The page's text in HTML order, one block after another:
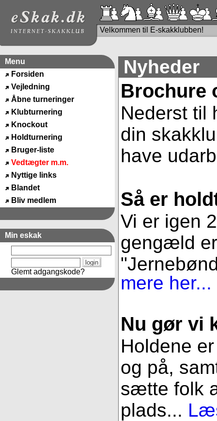
Velkommen til E-skakklubben!
Menu
Forsiden
Vejledning
Åbne turneringer
Klubturnering
Knockout
Holdturnering
Bruger-liste
Vedtægter m.m.
Nyttige links
Blandet
Bliv medlem
Min eskak
Glemt adgangskode?
Nyheder
Brochure
Nederst til
din
have
Så er
Vi er igen
gengæld
mere her...
Nu gør vi
Holdene
og på,
sætte folk
plads...